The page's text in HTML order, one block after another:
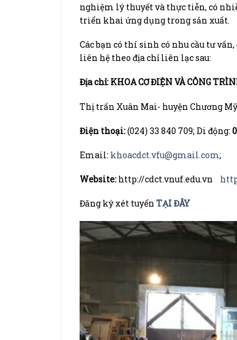
nghiệm lý thuyết và thực tiễn, có
triển khai ứng dụng trong sản xuất.
Các bạn có thí sinh có nhu cầu tư
liên hệ theo địa chỉ liên lạc sau:
Địa chỉ: KHOA CƠ ĐIỆN VÀ CÔNG
Thị trấn Xuân Mai- huyện Chương
Điện thoại:(024) 33 840 709; Di động:
Email: khoacdct.vfu@gmail.com;
Website:http://cdct.vnuf.edu.vn
Đăng ký xét tuyển TẠI ĐÂY